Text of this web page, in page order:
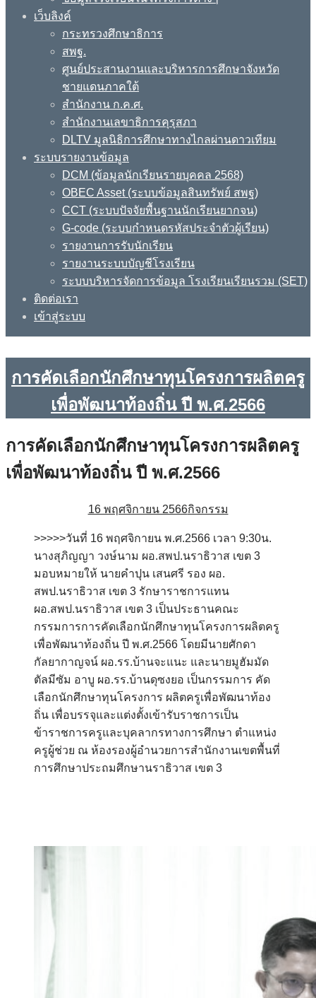
เว็บลิงค์
กระทรวงศึกษาธิการ
สพฐ.
ศูนย์ประสานงานและบริหารการศึกษาจังหวัด
ชายแดนภาคใต้
สำนักงาน ก.ค.ศ.
สำนักงานเลขาธิการคุรุสภา
DLTV มูลนิธิการศึกษาทางไกลผ่านดาวเทียม
ระบบรายงานข้อมูล
DCM (ข้อมูลนักเรียนรายบุคคล 2568)
OBEC Asset (ระบบข้อมูลสินทรัพย์ สพฐ)
CCT (ระบบปัจจัยพื้นฐานนักเรียนยากจน)
G-code (ระบบกำหนดรหัสประจำตัวผู้เรียน)
รายงานการรับนักเรียน
รายงานระบบบัญชีโรงเรียน
ระบบบริหารจัดการข้อมูล โรงเรียนเรียนรวม (SET)
ติดต่อเรา
เข้าสู่ระบบ
การคัดเลือกนักศึกษาทุนโครงการผลิตครู
เพื่อพัฒนาท้องถิ่น ปี พ.ศ.2566
การคัดเลือกนักศึกษาทุนโครงการผลิตครู
เพื่อพัฒนาท้องถิ่น ปี พ.ศ.2566
16 พฤศจิกายน 2566กิจกรรม
>>>>>วันที่ 16 พฤศจิกายน พ.ศ.2566 เวลา 9:30น.
นางสุภิญญา วงษ์นาม ผอ.สพป.นราธิวาส เขต 3
มอบหมายให้ นายคำปุน เสนศรี รอง ผอ.
สพป.นราธิวาส เขต 3 รักษาราชการแทน
ผอ.สพป.นราธิวาส เขต 3 เป็นประธานคณะ
กรรมการการคัดเลือกนักศึกษาทุนโครงการผลิตครู
เพื่อพัฒนาท้องถิ่น ปี พ.ศ.2566 โดยมีนายศักดา
กัลยากาญจน์ ผอ.รร.บ้านจะแนะ และนายมูฮัมมัด
ตัลมีซัม อาบู ผอ.รร.บ้านดุซงยอ เป็นกรรมการ คัด
เลือกนักศึกษาทุนโครงการ ผลิตครูเพื่อพัฒนาท้อง
ถิ่น เพื่อบรรจุและแต่งตั้งเข้ารับราชการเป็น
ข้าราชการครูและบุคลากรทางการศึกษา ตำแหน่ง
ครูผู้ช่วย ณ ห้องรองผู้อำนวยการสำนักงานเขตพื้นที่
การศึกษาประถมศึกษานราธิวาส เขต 3